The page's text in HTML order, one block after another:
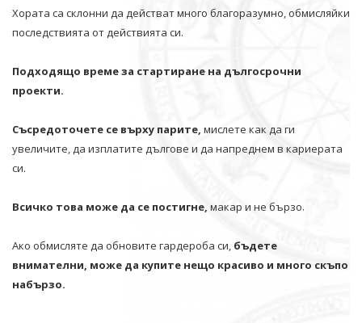
Хората са склонни да действат много благоразумно, обмисляйки
последствията от действията си.
Подходящо време за стартиране на дългосрочни
проекти.
Съсредоточете се върху парите, мислете как да ги
увеличите, да изплатите дългове и да напреднем в кариерата
си.
Всичко това може да се постигне, макар и не бързо.
Ако обмисляте да обновите гардероба си, бъдете
внимателни, може да купите нещо красиво и много скъпо
набързо.